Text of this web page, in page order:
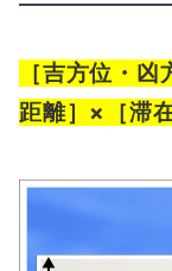
［吉方位・
距離］×［滞